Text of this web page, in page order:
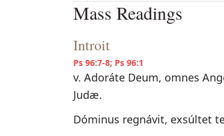
Mass Readings
Introit
Ps 96:7-8; Ps 96:1
v. Adoráte Deum, omnes
Judæ.
Dóminus regnávit, exsúltet